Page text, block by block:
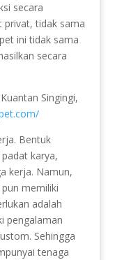
secara
privat, tidak sama
ini tidak sama
secara
Singingi,
Bentuk
karya,
kerja. Namun,
memiliki
adalah
pengalaman
Sehingga
tenaga